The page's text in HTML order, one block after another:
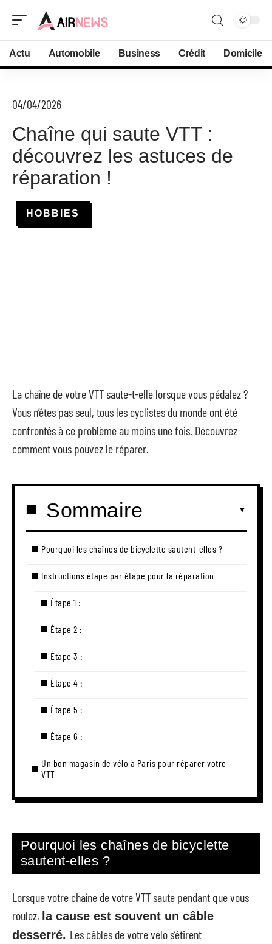
Actu Automobile Business Crédit Domicile
04/04/2026
Chaîne qui saute VTT :
découvrez les astuces de
réparation !
HOBBIES
La chaîne de votre VTT saute-t-elle lorsque vous pédalez ?
Vous n’êtes pas seul, tous les cyclistes du monde ont été
confrontés à ce problème au moins une fois. Découvrez
comment vous pouvez le réparer.
Sommaire
Pourquoi les chaînes de bicyclette sautent-elles ?
Instructions étape par étape pour la réparation
Étape 1 :
Étape 2 :
Étape 3 :
Étape 4 :
Étape 5 :
Étape 6 :
Un bon magasin de vélo à Paris pour réparer votre
VTT
Pourquoi les chaînes de bicyclette
sautent-elles ?
Lorsque votre chaîne de votre VTT saute pendant que vous
roulez, la cause est souvent un câble
desserré. Les câbles de votre vélo s’étirent